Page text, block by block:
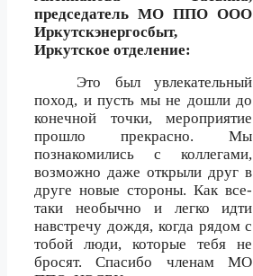
председатель МО ППО ООО
Иркутскэнергосбыт,
Иркутское отделение:
Это был увлекательный
поход, и пусть мы не дошли до
конечной точки, мероприятие
прошло прекрасно. Мы
познакомились с коллегами,
возможно даже открыли друг в
друге новые стороны. Как все-
таки необычно и легко идти
навстречу дождя, когда рядом с
тобой люди, которые тебя не
бросят. Спасибо членам МО